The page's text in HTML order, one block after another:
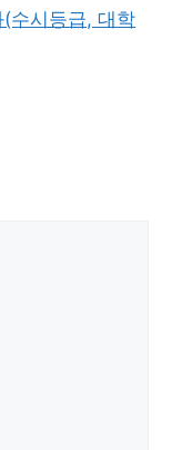
수시등급, 대학